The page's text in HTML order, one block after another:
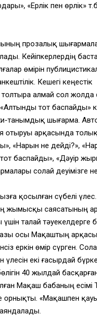
«Ерлік пен өрлік»
прозалық
Кейіпкерлердің
өмірін
Кешегі кеңестік
алмай сол жолда
тот баспайды»
танымдық шығарма.
отыруы арқасында
«Нарын не дейді?»,
баспайды», «Дәуір
солай деуімізге
қосылған сүбелі
жымысқы саясатының
талай тәуекелдерге
осы Мақаштың
еркін өмір сүрген.
екі ғасырдай
40 жылдай
Мақаш бабаның есімі
«Мақашпен